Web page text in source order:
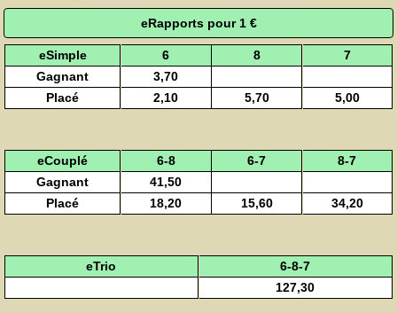
eRapports pour 1 €
eSimple 6 8
7
Gagnant
3,70
Placé
2,10 5,70 5,00
eCouplé 6-8 6-7
8-7
Gagnant
41,50
Placé
18,20 15,60 34,20
eTrio
6-8-7
127,30